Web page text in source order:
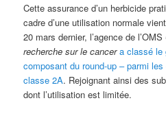
Cette assurance d’un herbicide
cadre d’une utilisation normale
20 mars dernier, l’agence de l’OMS
recherche sur le cancera classé le
composant du round-up – parmi
classe 2A. Rejoignant ainsi des
dont l’utilisation est limitée.